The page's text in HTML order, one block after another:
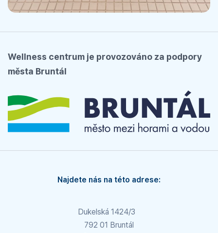
Wellness centrum je provozováno za podpory
města Bruntál
Najdete nás na této adrese:
Dukelská 1424/3
792 01 Bruntál